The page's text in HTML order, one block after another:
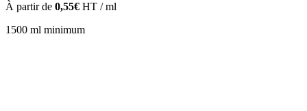
À partir de 0,55€ HT / ml
1500 ml minimum